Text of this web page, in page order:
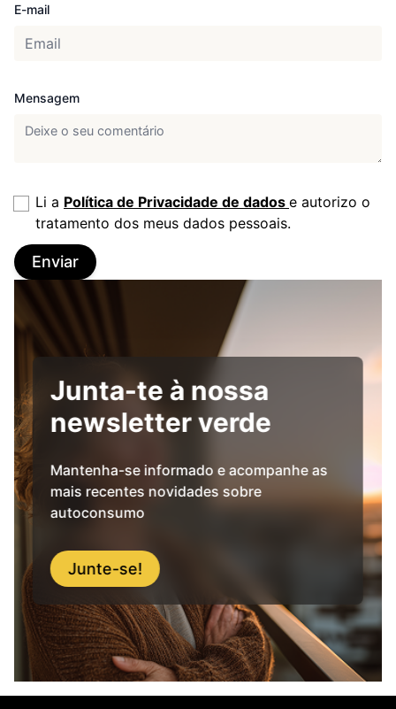
E-mail
Mensagem
Li a Política de Privacidade de dados e autorizo o
tratamento dos meus dados pessoais.
Enviar
Junta-te à nossa
newsletter verde
Mantenha-se informado e acompanhe as
mais recentes novidades sobre
autoconsumo
Junte-se!